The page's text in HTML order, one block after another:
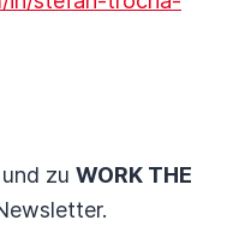
und zu WORK THE